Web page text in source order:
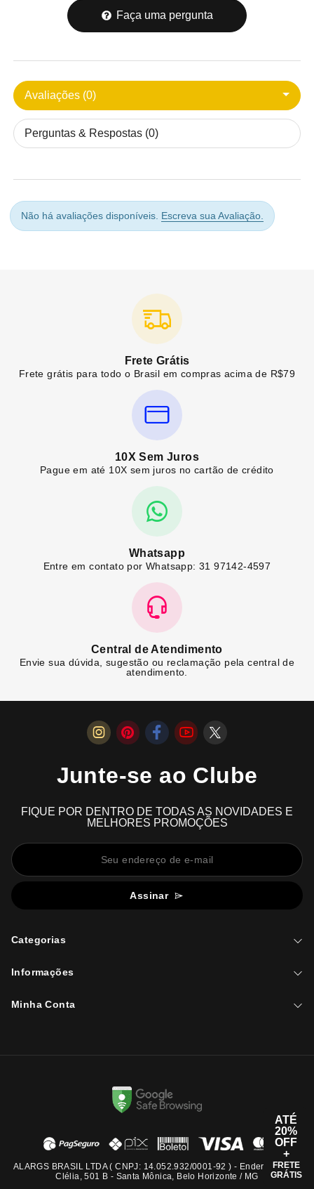
Faça uma pergunta
Avaliações (0)
Perguntas & Respostas (0)
Não há avaliações disponíveis. Escreva sua Avaliação.
Frete Grátis
Frete grátis para todo o Brasil em compras acima de R$79
10X Sem Juros
Pague em até 10X sem juros no cartão de crédito
Whatsapp
Entre em contato por Whatsapp: 31 97142-4597
Central de Atendimento
Envie sua dúvida, sugestão ou reclamação pela central de
atendimento.
Junte-se ao Clube
FIQUE POR DENTRO DE TODAS AS NOVIDADES E
MELHORES PROMOÇÕES
Assinar
Categorias
Informações
Minha Conta
ALARGS BRASIL LTDA ( CNPJ: 14.052.932/0001-92 ) - Endereço: Rua
Clélia, 501 B - Santa Mônica, Belo Horizonte / MG
ATÉ
20%
OFF
+
FRETE
GRÁTIS